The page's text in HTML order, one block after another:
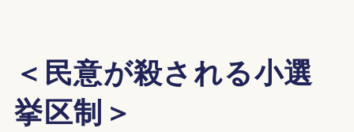
＜民意が殺される小選
挙区制＞